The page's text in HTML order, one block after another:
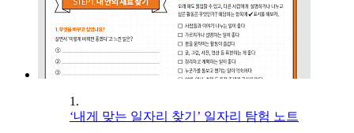
1.
‘내게 맞는 일자리 찾기’ 일자리 탐험 노트